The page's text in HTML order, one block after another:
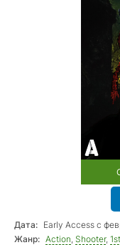
Дата: Early Access с
Жанр: Action, Shooter,